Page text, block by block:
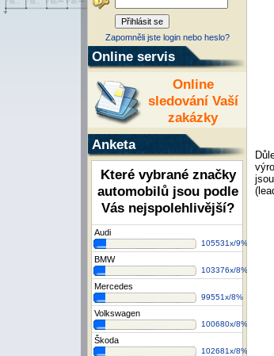
Zapomněli jste login nebo heslo?
Online servis
Online
sledování Vaší
zakázky
Anketa
Které vybrané značky
automobilů jsou podle
Vás nejspolehlivější?
Audi
105531x/9%
BMW
103376x/8%
Mercedes
99551x/8%
Volkswagen
100680x/8%
Škoda
102681x/8%